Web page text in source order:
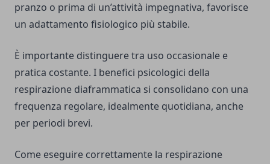
pranzo o prima di un’attività impegnativa, favorisce
un adattamento fisiologico più stabile.
È importante distinguere tra uso occasionale e
pratica costante. I benefici psicologici della
respirazione diaframmatica si consolidano con una
frequenza regolare, idealmente quotidiana, anche
per periodi brevi.
Come eseguire correttamente la respirazione